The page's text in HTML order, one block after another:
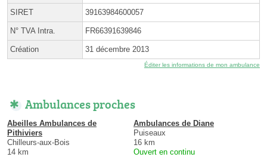
SIRET 39163984600057
N° TVA Intra. FR66391639846
Création 31 décembre 2013
Éditer les informations de mon ambulance
Ambulances proches
Abeilles Ambulances de
Pithiviers
Chilleurs-aux-Bois
14 km
Ambulances de Diane
Puiseaux
16 km
Ouvert en continu